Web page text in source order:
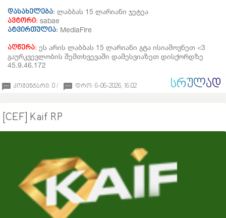
დასახელება: ლაბბას 15 ლარიანი ჯეტეა
ავტორი: sabae
ატვირთულია: MediaFire
აღწერა: ეს არის ლაბბას 15 ლარიანი გტა ისიამოვნეთ <3
გაურკვევლობის შემთხვევაში დამესვიაზეთ დისქორდზე
45.9.46.172
კომენტარი: 0 / დრო: 6-06-2026, 16:02 ᲡᲠᲣᲚᲐᲓ
[CEF] Kaif RP